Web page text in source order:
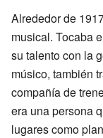
Alrededor de
musical. Tocaba
su talento con la
músico, también
compañía de
era una persona
lugares como